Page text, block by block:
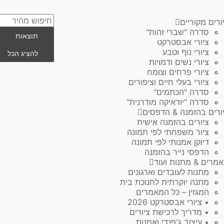
מקוריים
סדרה "שברי זהות"
ציורי אבסטרקט
ציורי נוף וטבע
ציורי נשים ודמויות
ציורי פרחים וצומח
ציורי בעלי חיים וציפורים
סדרה "הכתמים"
סדרה "יודאיקה מודרנית"
בהזמנה & הדפסים
ציורים בהזמנה אישית
ציור משפחתי לפי תמונה
דיוקן אמנותי לפי תמונה
הדפסי נייר בהזמנה
& מתנות ועוד
מתנות לעובדים וארגונים
מתנה יוקרתית לחנוכת בית
המגזין – כל המאמרים
• ציורי אבסטרקט 2026
• מדריך לרכישת ציורים
• עיצוב ג'פנדי ואמנות
Search
...
תוצאות
להציג הכל
עגלת
קניות
ציור משפחתי לפי תמונה
דיוקן אמנותי לפי תמונה
הדפסי נייר בהזמנה
מאמרים & מתנות ועוד
מתנות לעובדים וארגונים
מתנה יוקרתית לחנוכת בית
המגזין – כל המאמרים
• ציורי אבסטרקט 2026
• מדריך לרכישת ציורים
• עיצוב ג'פנדי ואמנות
• ציורים בהזמנה איך זה עובד?
אודות ותערוכות
לעקוב וליצור קשר